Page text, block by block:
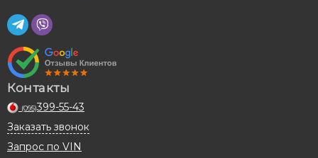
Контакты
(095)399-55-43
Заказать звонок
Запрос по VIN